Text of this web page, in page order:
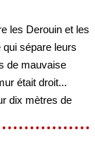
les Derouin et les
sépare leurs
de mauvaise
était droit...
dix mètres de